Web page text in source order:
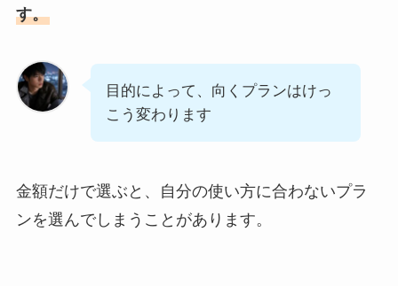
す。
目的によって、向くプランはけっ
こう変わります
金額だけで選ぶと、自分の使い方に合わないプラ
ンを選んでしまうことがあります。